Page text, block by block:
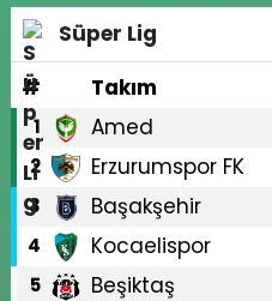
Süper Lig
#
Takım
1 Amed
2 Erzurumspor FK
3 Başakşehir
4 Kocaelispor
5 Beşiktaş